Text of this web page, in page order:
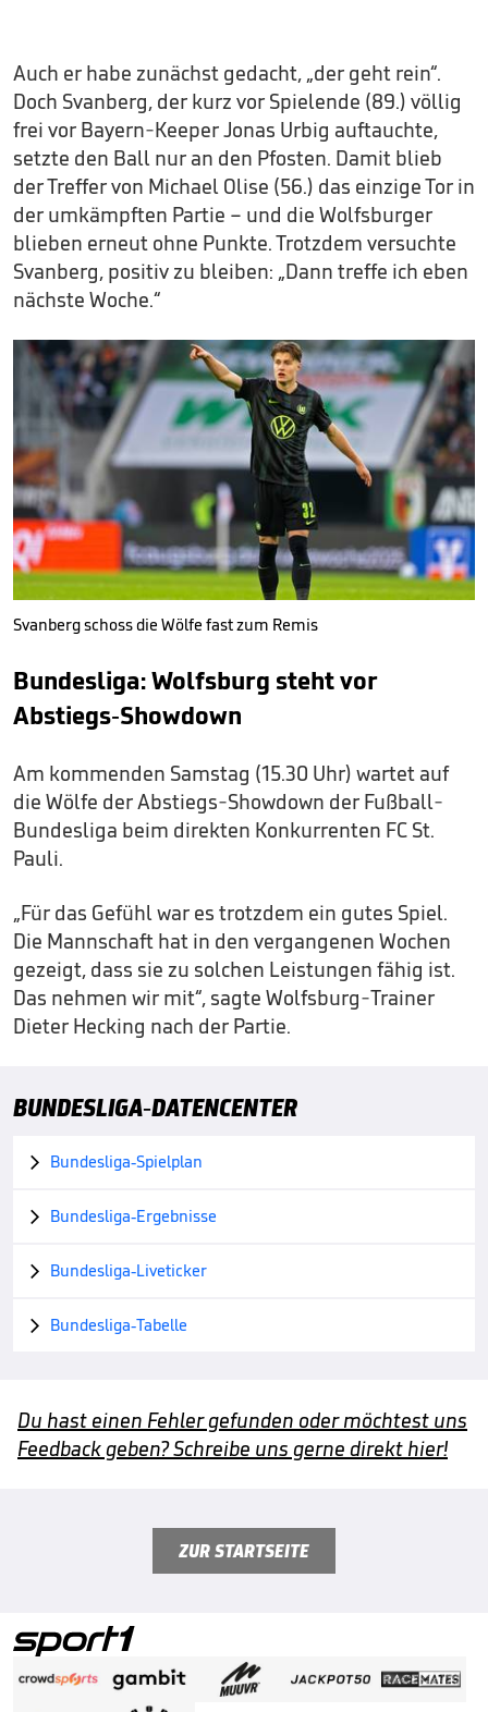
Auch er habe zunächst gedacht, „der geht rein“.
Doch Svanberg, der kurz vor Spielende (89.) völlig
frei vor Bayern-Keeper Jonas Urbig auftauchte,
setzte den Ball nur an den Pfosten. Damit blieb
der Treffer von Michael Olise (56.) das einzige Tor in
der umkämpften Partie – und die Wolfsburger
blieben erneut ohne Punkte. Trotzdem versuchte
Svanberg, positiv zu bleiben: „Dann treffe ich eben
nächste Woche.“
Svanberg schoss die Wölfe fast zum Remis
Bundesliga: Wolfsburg steht vor
Abstiegs-Showdown
Am kommenden Samstag (15.30 Uhr) wartet auf
die Wölfe der Abstiegs-Showdown der Fußball-
Bundesliga beim direkten Konkurrenten FC St.
Pauli.
„Für das Gefühl war es trotzdem ein gutes Spiel.
Die Mannschaft hat in den vergangenen Wochen
gezeigt, dass sie zu solchen Leistungen fähig ist.
Das nehmen wir mit“, sagte Wolfsburg-Trainer
Dieter Hecking nach der Partie.
BUNDESLIGA-DATENCENTER
 Bundesliga-Spielplan
 Bundesliga-Ergebnisse
 Bundesliga-Liveticker
 Bundesliga-Tabelle
Du hast einen Fehler gefunden oder möchtest uns
Feedback geben? Schreibe uns gerne direkt hier!
ZUR STARTSEITE